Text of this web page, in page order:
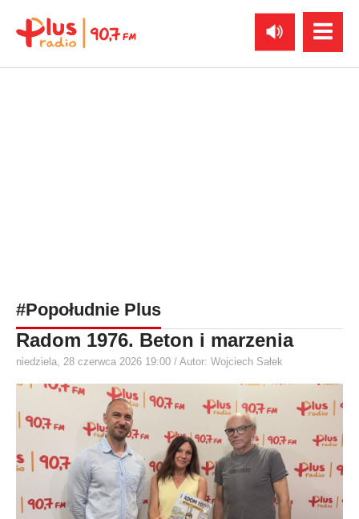
#Popołudnie Plus
Radom 1976. Beton i marzenia
niedziela, 28 czerwca 2026 19:00 / Autor: Wojciech Sałek